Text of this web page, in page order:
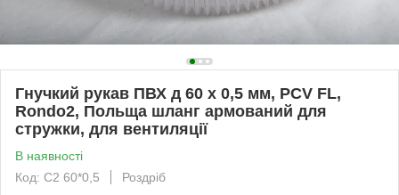
Гнучкий рукав ПВХ д 60 х 0,5 мм, PCV FL,
Rondo2, Польща шланг армований для
стружки, для вентиляції
В наявності
Код: С2 60*0,5
Роздріб